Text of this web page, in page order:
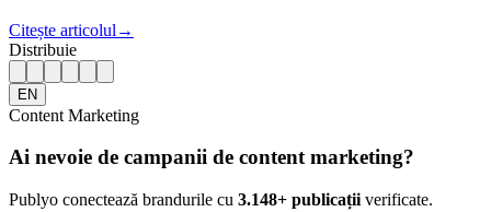
Citește articolul →
Distribuie
EN
Content Marketing
Ai nevoie de campanii de content marketing?
Publyo conectează brandurile cu 3.148+ publicații verificate.